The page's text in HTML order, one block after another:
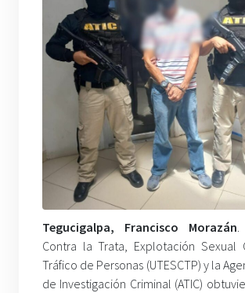
Tegucigalpa, Francisco Morazán.
Contra la Trata, Explotación Sexual
Tráfico de Personas (UTESCTP) y la
de Investigación Criminal (ATIC)